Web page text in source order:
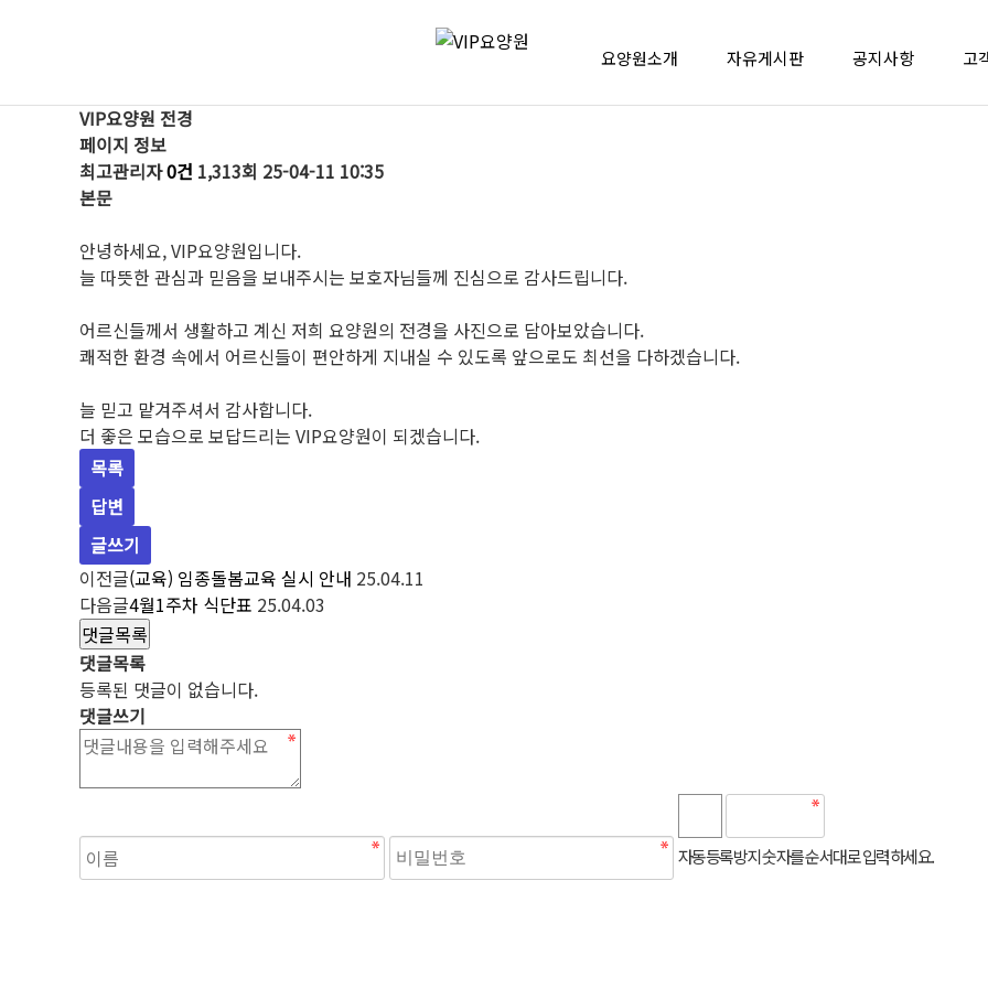
요양원소개 자유게시판 공지사항 고
VIP요양원 전경
페이지 정보
최고관리자0건 1,313회 25-04-11 10:35
본문
안녕하세요, VIP요양원입니다.
늘 따뜻한 관심과 믿음을 보내주시는 보호자님들께 진심으로 감사드립니다.
어르신들께서 생활하고 계신 저희 요양원의 전경을 사진으로 담아보았습니다.
쾌적한 환경 속에서 어르신들이 편안하게 지내실 수 있도록 앞으로도 최선을 다하겠습니다.
늘 믿고 맡겨주셔서 감사합니다.
더 좋은 모습으로 보답드리는 VIP요양원이 되겠습니다.
목록
답변
글쓰기
이전글(교육) 임종돌봄교육 실시 안내 25.04.11
다음글4월1주차 식단표 25.04.03
댓글목록
댓글목록
등록된 댓글이 없습니다.
댓글쓰기
자동등록방지 숫자를 순서대로 입력하세요.